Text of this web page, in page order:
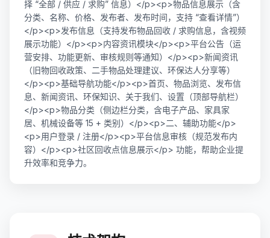
择 “全部 / 供应 / 求购” 信息）</p><p>物品信息展示（含
分类、名称、价格、发布者、发布时间，支持 “查看详情”）
</p><p>发布信息（支持发布物品回收 / 求购信息，含视频
展示功能）</p><p>内容资讯模块</p><p>平台公告（运
营安排、功能更新、审核规则等通知）</p><p>新闻资讯
（旧物回收政策、二手物品处理建议、环保达人分享等）
</p><p>基础导航功能</p><p>首页、物品浏览、发布信
息、新闻资讯、环保知识、关于我们、设置（顶部导航栏）
</p><p>物品分类（侧边栏分类，含电子产品、家具家
居、机械设备等 15 + 类别）</p><p>二、辅助功能</p>
<p>用户登录 / 注册</p><p>平台信息审核（规范发布内
容）</p><p>社区回收点信息展示</p> 功能，帮助企业提
升效率和竞争力。